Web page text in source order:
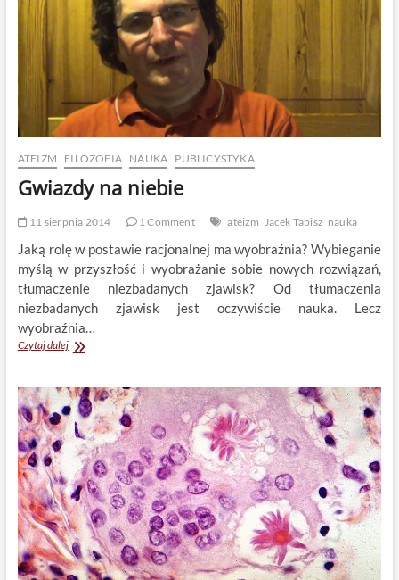
ATEIZM FILOZOFIA NAUKA PUBLICYSTYKA
Gwiazdy na niebie
11 sierpnia 2014 1 Comment ateizm Jacek Tabisz nauka
Jaką rolę w postawie racjonalnej ma wyobraźnia? Wybieganie
myślą w przyszłość i wyobrażanie sobie nowych rozwiązań,
tłumaczenie niezbadanych zjawisk? Od tłumaczenia
niezbadanych zjawisk jest oczywiście nauka. Lecz
wyobraźnia…
Czytaj dalejGwiazdy